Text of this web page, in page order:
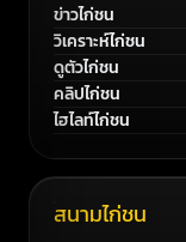
ข่าวไก่ชน
วิเคราะห์ไก่ชน
ดูตัวไก่ชน
คลิปไก่ชน
ไฮไลท์ไก่ชน
สนามไก่ชน